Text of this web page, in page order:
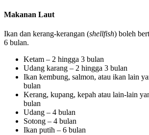
Makanan Laut
Ikan dan kerang-kerangan (shellfish) boleh
6 bulan.
Ketam – 2 hingga 3 bulan
Udang karang – 2 hingga 3 bulan
Ikan kembung, salmon, atau ikan lain
bulan
Kerang, kupang, kepah atau lain-lain
bulan
Udang – 4 bulan
Sotong – 4 bulan
Ikan putih – 6 bulan